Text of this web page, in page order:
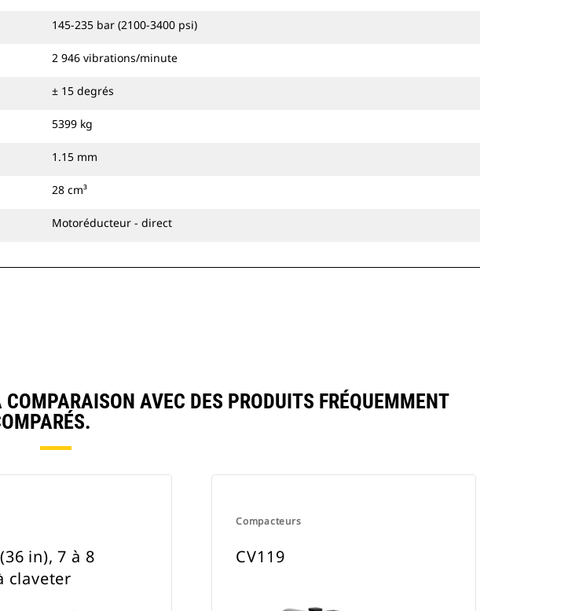
145-235 bar (2100-3400 psi)
2 946 vibrations/minute
± 15 degrés
5399 kg
1.15 mm
28 cm³
Motoréducteur - direct
AVEC DES PRODUITS FRÉQUEMMENT
in), 7 à 8
claveter
Compacteurs
CV119